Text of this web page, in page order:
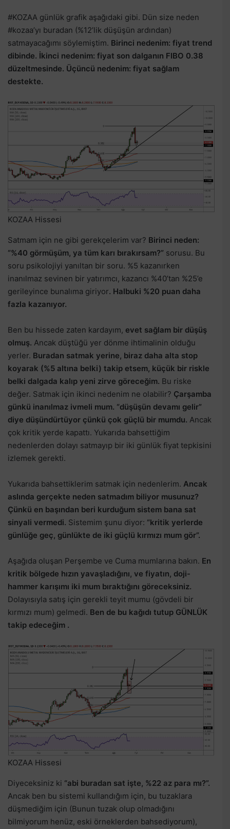
#KOZAA günlük grafik aşağıdaki gibi. Dün size neden
#kozaa’yı buradan (%12’lik düşüşün ardından)
satmayacağımı söylemiştim. Birinci nedenim: fiyat trend
dibinde. İkinci nedenim: fiyat son dalganın FIBO 0.38
düzeltmesinde. Üçüncü nedenim: fiyat sağlam
destekte.
KOZAA Hissesi
Satmam için ne gibi gerekçelerim var? Birinci neden:
“%40 görmüşüm, ya tüm karı bırakırsam?” sorusu. Bu
soru psikolojiyi yanıltan bir soru. %5 kazanırken
inanılmaz sevinen bir yatırımcı, kazancı %40’tan %25’e
gerileyince bunalıma giriyor. Halbuki %20 puan daha
fazla kazanıyor.
Ben bu hissede zaten kardayım, evet sağlam bir düşüş
olmuş. Ancak düştüğü yer dönme ihtimalinin olduğu
yerler. Buradan satmak yerine, biraz daha alta stop
koyarak (%5 altına belki) takip etsem, küçük bir riskle
belki dalgada kalıp yeni zirve göreceğim. Bu riske
değer. Satmak için ikinci nedenim ne olabilir? Çarşamba
günkü inanılmaz ivmeli mum. “düşüşün devamı gelir”
diye düşündürtüyor çünkü çok güçlü bir mumdu. Ancak
çok kritik yerde kapattı. Yukarıda bahsettiğim
nedenlerden dolayı satmayıp bir iki günlük fiyat tepkisini
izlemek gerekti.
Yukarıda bahsettiklerim satmak için nedenlerim. Ancak
aslında gerçekte neden satmadım biliyor musunuz?
Çünkü en başından beri kurduğum sistem bana sat
sinyali vermedi. Sistemim şunu diyor: “kritik yerlerde
günlüğe geç, günlükte de iki güçlü kırmızı mum gör”.
Aşağıda oluşan Perşembe ve Cuma mumlarına bakın. En
kritik bölgede hızın yavaşladığını, ve fiyatın, doji-
hammer karışımı iki mum bıraktığını göreceksiniz.
Dolayısıyla satış için gerekli teyit mumu (gövdeli bir
kırmızı mum) gelmedi. Ben de bu kağıdı tutup GÜNLÜK
takip edeceğim .
KOZAA Hissesi
Diyeceksiniz ki “abi buradan sat işte, %22 az para mı?”.
Ancak ben bu sistemi kullandığım için, bu tuzaklara
düşmediğim için (Bunun tuzak olup olmadığını
bilmiyorum henüz, eski örneklerden bahsediyorum),